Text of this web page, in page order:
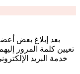
بعد إبلاغ بعض
تعيين كلمة المرور
خدمة البريد